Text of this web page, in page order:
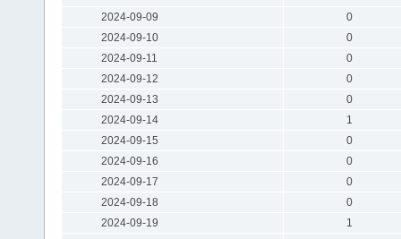
2024-09-09
0
2024-09-10
0
2024-09-11
0
2024-09-12
0
2024-09-13
0
2024-09-14
1
2024-09-15
0
2024-09-16
0
2024-09-17
0
2024-09-18
0
2024-09-19
1